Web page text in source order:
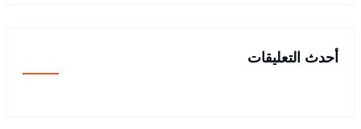
أحدث التعليقات